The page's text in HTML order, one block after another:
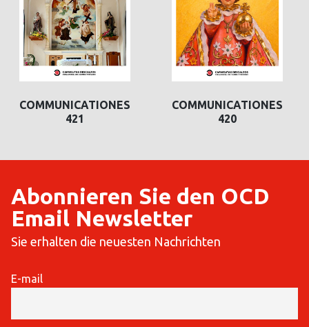
COMMUNICATIONES
421
COMMUNICATIONES
420
Abonnieren Sie den OCD
Email Newsletter
Sie erhalten die neuesten Nachrichten
E-mail